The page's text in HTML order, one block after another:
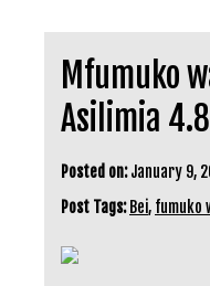
Mfumuko
Asilimia 4.8
Posted on: January 9,
Post Tags: Bei, fumuko